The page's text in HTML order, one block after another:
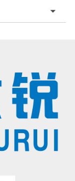
划。患者若想参加术锐 机器人的
机器人的手术。医生和患者应仔
，未经许可，不得使用。